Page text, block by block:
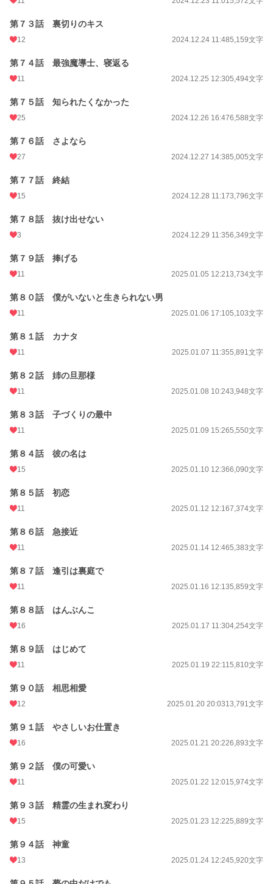
第７３話 裏切りのキス
12 2024.12.24 11:485,159文字
第７４話 最強魔導士、寝返る
11 2024.12.25 12:305,494文字
第７５話 知られたくなかった
25 2024.12.26 16:476,588文字
第７６話 さよなら
27 2024.12.27 14:385,005文字
第７７話 終結
15 2024.12.28 11:173,796文字
第７８話 抜け出せない
3 2024.12.29 11:356,349文字
第７９話 捧げる
11 2025.01.05 12:213,734文字
第８０話 僕がいないと生きられない男
11 2025.01.06 17:105,103文字
第８１話 カナタ
11 2025.01.07 11:355,891文字
第８２話 姉の旦那様
11 2025.01.08 10:243,948文字
第８３話 子づくりの最中
11 2025.01.09 15:265,550文字
第８４話 彼の名は
15 2025.01.10 12:366,090文字
第８５話 初恋
11 2025.01.12 12:167,374文字
第８６話 急接近
11 2025.01.14 12:465,383文字
第８７話 逢引は裏庭で
11 2025.01.16 12:135,859文字
第８８話 はんぶんこ
16 2025.01.17 11:304,254文字
第８９話 はじめて
11 2025.01.19 22:115,810文字
第９０話 相思相愛
12 2025.01.20 20:0313,791文字
第９１話 やさしいお仕置き
16 2025.01.21 20:226,893文字
第９２話 僕の可愛い
11 2025.01.22 12:015,974文字
第９３話 精霊の生まれ変わり
15 2025.01.23 12:225,889文字
第９４話 神童
13 2025.01.24 12:245,920文字